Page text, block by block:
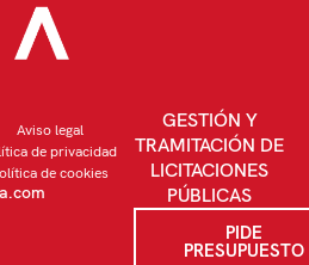
Aviso legal
de privacidad
de cookies
GESTIÓN Y
TRAMITACIÓN DE
LICITACIONES
PÚBLICAS
PIDE
PRESUPUESTO